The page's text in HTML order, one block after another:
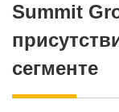
Summit
сегменте